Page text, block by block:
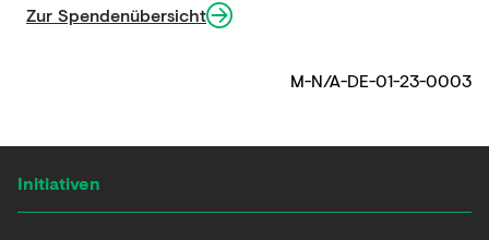
Zur Spendenübersicht
M-N/A-DE-01-23-0003
Initiativen